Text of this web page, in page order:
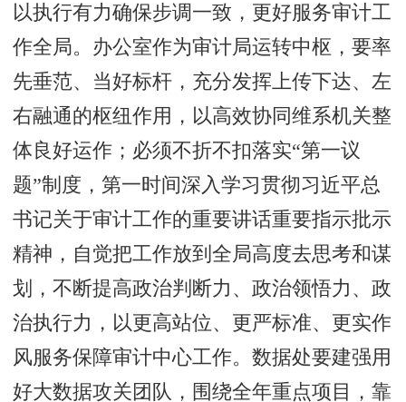
以执行有力确保步调一致，更好服务审计工
作全局。办公室作为审计局运转中枢，要率
先垂范、当好标杆，充分发挥上传下达、左
右融通的枢纽作用，以高效协同维系机关整
体良好运作；必须不折不扣落实“第一议
题”制度，第一时间深入学习贯彻习近平总
书记关于审计工作的重要讲话重要指示批示
精神，自觉把工作放到全局高度去思考和谋
划，不断提高政治判断力、政治领悟力、政
治执行力，以更高站位、更严标准、更实作
风服务保障审计中心工作。数据处要建强用
好大数据攻关团队，围绕全年重点项目，靠